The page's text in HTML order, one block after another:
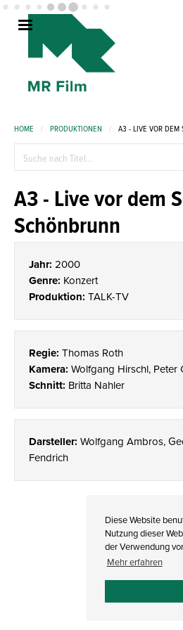
Diese Website
Nutzung dieser
der Verwendung
Mehr erfahren
HOME / PRODUKTIONEN / A3 - LIVE VOR DEM
A3 - Live vor dem
Schönbrunn
Jahr: 2000
Genre: Konzert
Produktion: TALK-TV
Regie: Thomas Roth
Kamera: Wolfgang Hirschl, Peter
Schnitt: Britta Nahler
Darsteller: Wolfgang Ambros,
Fendrich
DATENSCHUTZ I